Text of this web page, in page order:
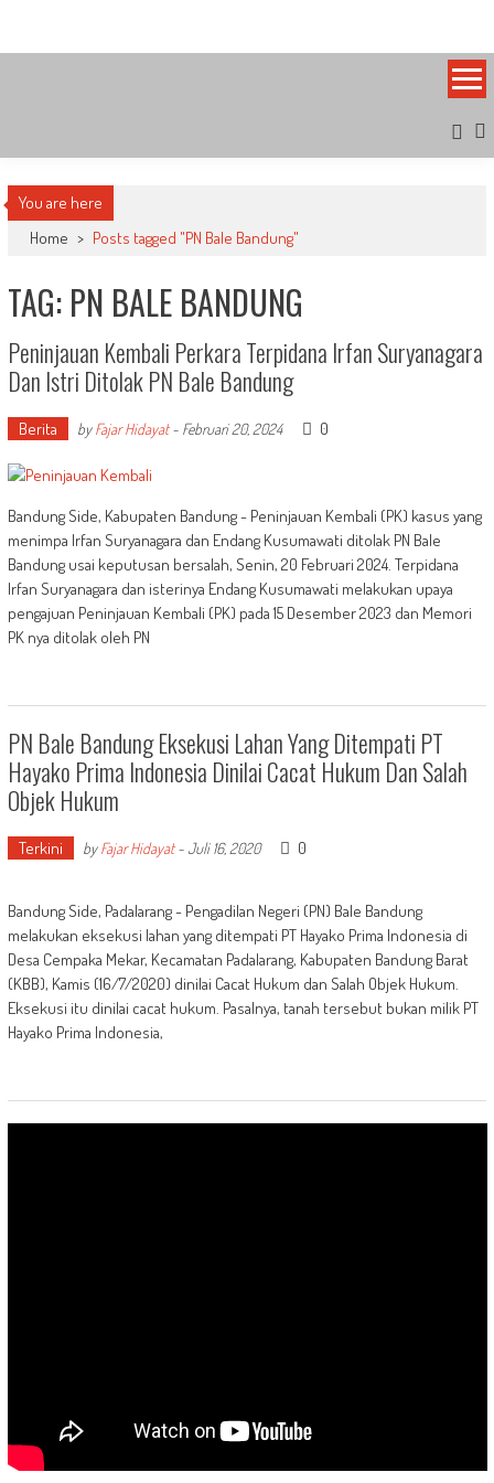
content
You are here
Home > Posts tagged "PN Bale Bandung"
TAG: PN BALE BANDUNG
Peninjauan Kembali Perkara Terpidana Irfan Suryanagara
Dan Istri Ditolak PN Bale Bandung
Berita byFajar Hidayat- Februari 20, 2024 0
Bandung Side, Kabupaten Bandung - Peninjauan Kembali (PK) kasus yang
menimpa Irfan Suryanagara dan Endang Kusumawati ditolak PN Bale
Bandung usai keputusan bersalah, Senin, 20 Februari 2024. Terpidana
Irfan Suryanagara dan isterinya Endang Kusumawati melakukan upaya
pengajuan Peninjauan Kembali (PK) pada 15 Desember 2023 dan Memori
PK nya ditolak oleh PN
PN Bale Bandung Eksekusi Lahan Yang Ditempati PT
Hayako Prima Indonesia Dinilai Cacat Hukum Dan Salah
Objek Hukum
Terkini byFajar Hidayat-Juli 16, 2020 0
Bandung Side, Padalarang - Pengadilan Negeri (PN) Bale Bandung
melakukan eksekusi lahan yang ditempati PT Hayako Prima Indonesia di
Desa Cempaka Mekar, Kecamatan Padalarang, Kabupaten Bandung Barat
(KBB), Kamis (16/7/2020) dinilai Cacat Hukum dan Salah Objek Hukum.
Eksekusi itu dinilai cacat hukum. Pasalnya, tanah tersebut bukan milik PT
Hayako Prima Indonesia,